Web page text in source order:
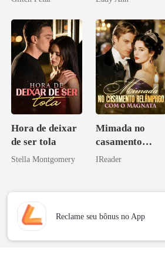
Lanternas Para
Ela
Hora de deixar
de ser tola
Stella Montgomery
Mimada no
casamento
relâmpago com
IReader
Reclame seu bônus no App